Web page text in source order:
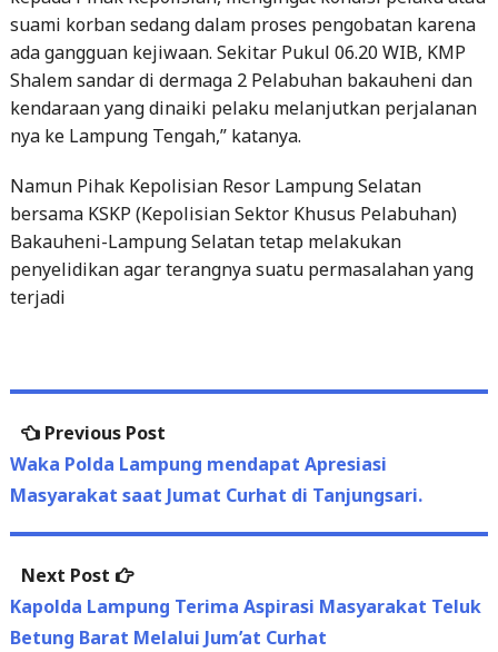
Shalem sandar di dermaga 2 Pelabuhan bakauheni dan
kendaraan yang dinaiki pelaku melanjutkan perjalanan
nya ke Lampung Tengah,” katanya.
Namun Pihak Kepolisian Resor Lampung Selatan
bersama KSKP (Kepolisian Sektor Khusus Pelabuhan)
Bakauheni-Lampung Selatan tetap melakukan
penyelidikan agar terangnya suatu permasalahan yang
terjadi
navigationpost:
Waka Polda Lampung mendapat Apresiasi
Masyarakat saat Jumat Curhat di Tanjungsari.
Next Post
Next
post:
Kapolda Lampung Terima Aspirasi Masyarakat Teluk
Betung Barat Melalui Jum’at Curhat